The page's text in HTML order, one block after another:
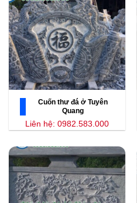
Cuốn thư đá ở Tuyên
Quang
Liên hệ: 0982.583.000